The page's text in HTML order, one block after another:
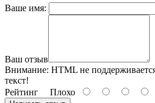
Ваше имя:
Ваш отзыв
Внимание: HTML не
текст!
Рейтинг Плохо